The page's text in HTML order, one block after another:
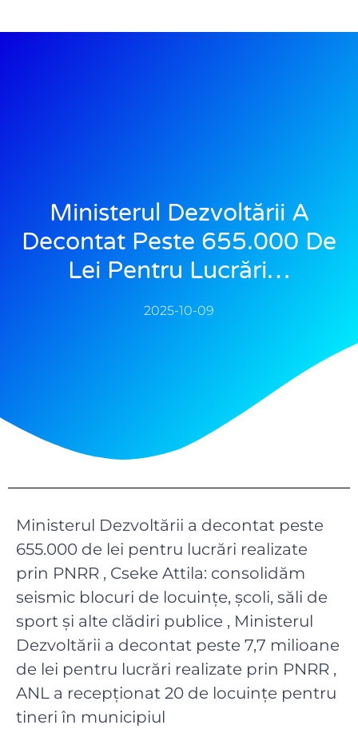
Ministerul Dezvoltării A
Decontat Peste 655.000 De
Lei Pentru Lucrări…
2025-10-09
Ministerul Dezvoltării a decontat peste
655.000 de lei pentru lucrări realizate
prin PNRR , Cseke Attila: consolidăm
seismic blocuri de locuințe, școli, săli de
sport și alte clădiri publice , Ministerul
Dezvoltării a decontat peste 7,7 milioane
de lei pentru lucrări realizate prin PNRR ,
ANL a recepţionat 20 de locuinţe pentru
tineri în municipiul